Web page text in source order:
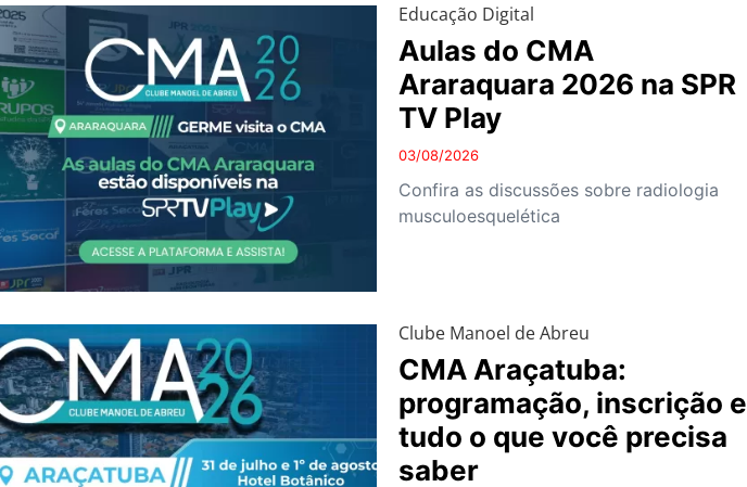
Educação Digital
Aulas do CMA
Araraquara 2026 na SPR
TV Play
03/08/2026
Confira as discussões sobre radiologia
musculoesquelética
Clube Manoel de Abreu
CMA Araçatuba:
programação, inscrição e
tudo o que você precisa
saber